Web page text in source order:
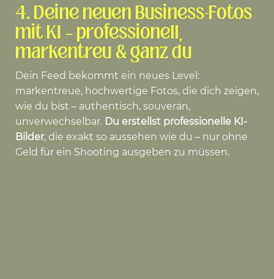
4. Deine neuen Business-Fotos
mit KI – professionell,
markentreu & ganz du
Dein Feed bekommt ein neues Level:
markentreue, hochwertige Fotos, die dich zeigen,
wie du bist – authentisch, souverän,
unverwechselbar. Du erstellst professionelle KI-
Bilder, die exakt so aussehen wie du – nur ohne
Geld für ein Shooting ausgeben zu müssen.